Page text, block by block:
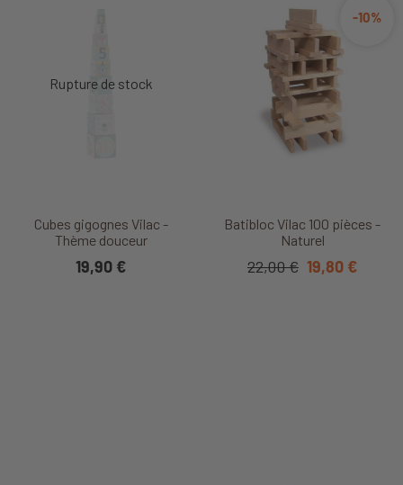
Cubes gigognes Vilac -
Thème douceur
19,90 €
Batibloc Vilac 100 pièces -
Naturel
-10%
22,00 € 19,80 €